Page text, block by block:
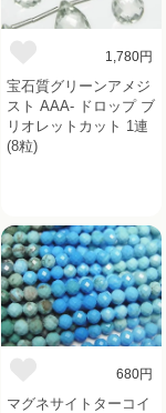
1,780円
宝石質グリーンアメジ
スト AAA- ドロップ ブ
リオレットカット 1連
(8粒)
680円
マグネサイトターコイ